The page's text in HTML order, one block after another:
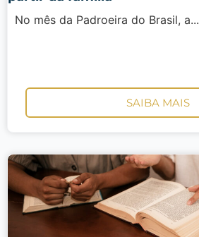
No mês da Padroeira do Brasil, a...
SAIBA MAIS